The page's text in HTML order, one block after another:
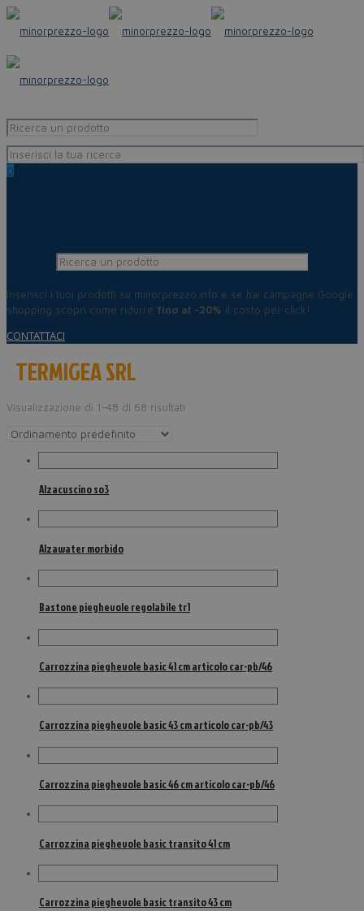
0
Inserisci i tuoi prodotti su minorprezzo.info e se hai campagne Google
shopping scopri come ridurre fino al -20% il costo per click!
CONTATTACI
TERMIGEA SRL
Visualizzazione di 1-48 di 68 risultati
Alzacuscino so3
Alzawater morbido
Bastone pieghevole regolabile tr1
Carrozzina pieghevole basic 41 cm articolo car-pb/46
Carrozzina pieghevole basic 43 cm articolo car-pb/43
Carrozzina pieghevole basic 46 cm articolo car-pb/46
Carrozzina pieghevole basic transito 41 cm
Carrozzina pieghevole basic transito 43 cm